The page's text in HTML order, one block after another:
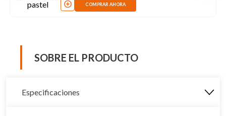
COMPRAR AHORA
SOBRE EL PRODUCTO
Especificaciones